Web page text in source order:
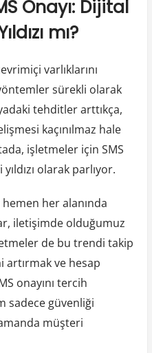
Onayı: Dijital
mı?
varlıklarını
sürekli olarak
tehditler arttıkça,
kaçınılmaz hale
işletmeler için SMS
olarak parlıyor.
hemen her alanında
iletişimde olduğumuz
de bu trendi takip
ve hesap
onayını tercih
sadece güvenliği
müşteri